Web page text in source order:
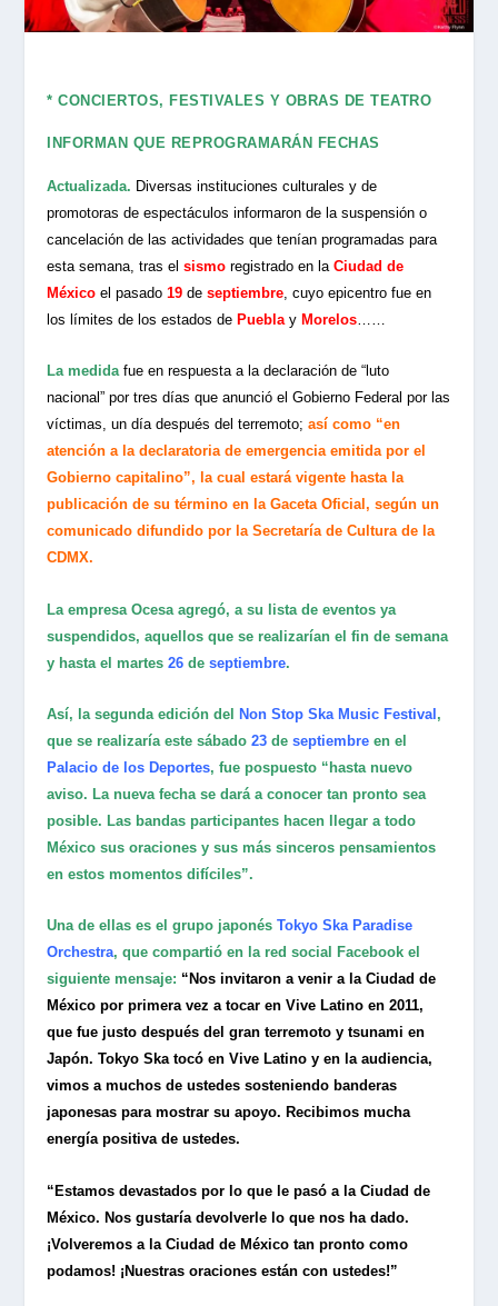
* CONCIERTOS, FESTIVALES Y OBRAS DE TEATRO
INFORMAN QUE REPROGRAMARÁN FECHAS
Actualizada. Diversas instituciones culturales y de
promotoras de espectáculos informaron de la suspensión o
cancelación de las actividades que tenían programadas para
esta semana, tras elsismo registrado en laCiudad de
Méxicoel pasado19 deseptiembre , cuyo epicentro fue en
los límites de los estados de Puebla y Morelos
La medidafue en respuesta a la declaración de “luto
nacional” por tres días que anunció el Gobierno Federal por las
víctimas, un día después del terremoto;así como “en
atención a la declaratoria de emergencia emitida por el
Gobierno capitalino”, la cual estará vigente hasta la
publicación de su término en la Gaceta Oficial, según un
comunicado difundido por la Secretaría de Cultura de la
CDMX.
La empresa Ocesa agregó, a su lista de eventos ya
suspendidos, aquellos que se realizarían el fin de semana
y hasta el martes26deseptiembre.
Así, la segunda edición del Non Stop Ska Music Festival ,
que se realizaría este sábado23 deseptiembre en el
Palacio de los Deportes, fue pospuesto “hasta nuevo
aviso. La nueva fecha se dará a conocer tan pronto sea
posible. Las bandas participantes hacen llegar a todo
México sus oraciones y sus más sinceros pensamientos
en estos momentos difíciles”.
Una de ellas es el grupo japonésTokyo Ska Paradise
Orchestra, que compartió en la red social Facebook el
siguiente mensaje: “Nos invitaron a venir a la Ciudad de
México por primera vez a tocar en Vive Latino en 2011,
que fue justo después del gran terremoto y tsunami en
Japón. Tokyo Ska tocó en Vive Latino y en la audiencia,
vimos a muchos de ustedes sosteniendo banderas
japonesas para mostrar su apoyo. Recibimos mucha
energía positiva de ustedes.
“Estamos devastados por lo que le pasó a la Ciudad de
México. Nos gustaría devolverle lo que nos ha dado.
¡Volveremos a la Ciudad de México tan pronto como
podamos! ¡Nuestras oraciones están con ustedes!”